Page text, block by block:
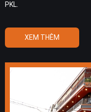
PKL‭.
XEM THÊM